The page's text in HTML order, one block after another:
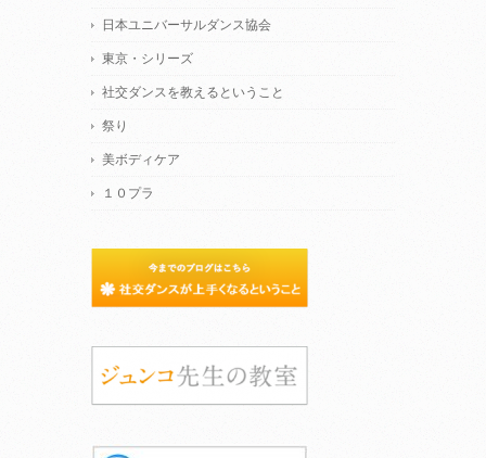
日本ユニバーサルダンス協会
東京・シリーズ
社交ダンスを教えるということ
祭り
美ボディケア
１０プラ